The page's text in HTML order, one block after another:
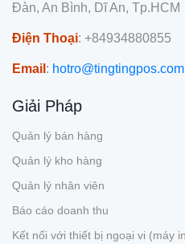
Đàn, An Bình, Dĩ An, Tp.HCM
Điện Thoại: +84934880855
Email : hotro@tingtingpos.com
Giải Pháp
Quản lý bán hàng
Quản lý kho hàng
Quản lý nhân viên
Báo cáo doanh thu
Kết nối với thiết bị ngoại vi (máy